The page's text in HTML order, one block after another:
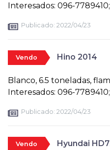
Interesados: 096-
Publicado: 2022/04/23
Vendo Hino 2014
Blanco, 6.5 toneladas,
Interesados: 096-
Publicado: 2022/04/23
Vendo Hyundai